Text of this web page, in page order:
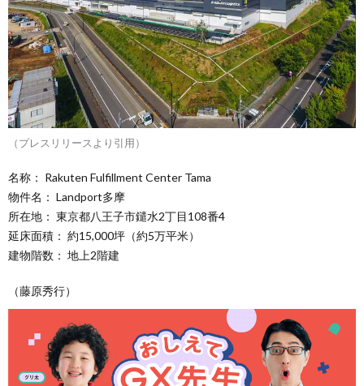
（プレスリリースより引用）
名称： Rakuten Fulfillment Center Tama
物件名： Landport多摩
所在地： 東京都八王子市鑓水2丁目108番4
延床面積： 約15,000坪（約5万平米）
建物階数： 地上2階建
（藤原秀行）